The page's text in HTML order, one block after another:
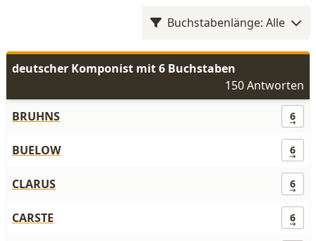
Buchstabenlänge: Alle
deutscher Komponist mit 6 Buchstaben
150 Antworten
BRUHNS
6
BUELOW 6
CLARUS 6
CARSTE 6